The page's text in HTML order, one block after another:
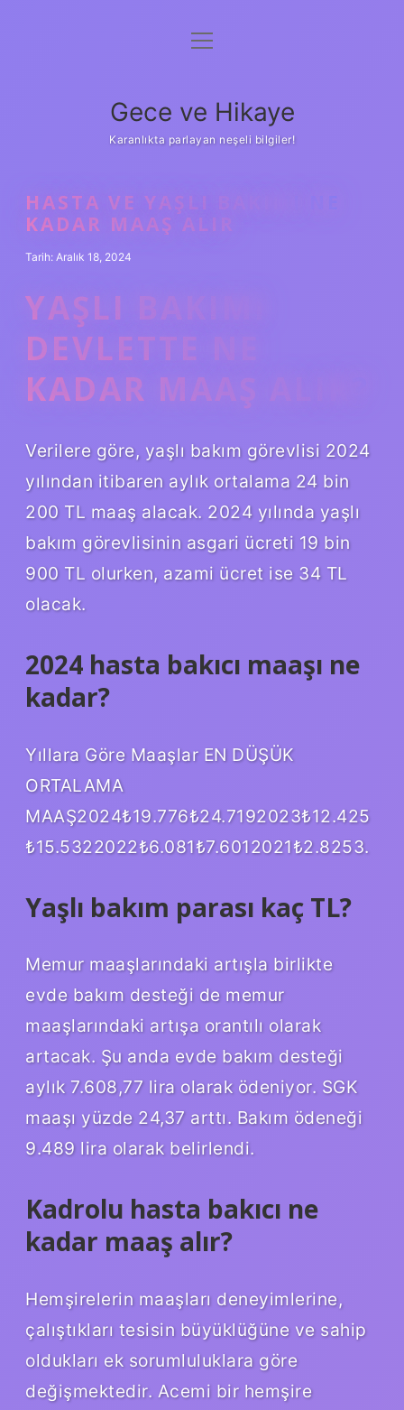
Anasayfa
Yasal Uyarı
menüyü
Gece ve Hikaye
Karanlıkta parlayan neşeli bilgiler!
HASTA VE YAŞLI BAKIMI NE
KADAR MAAŞ ALIR
Tarih: Aralık 18, 2024
YAŞLI BAKIMI
DEVLETTE NE
KADAR MAAŞ ALIR?
Verilere göre, yaşlı bakım görevlisi 2024
yılından itibaren aylık ortalama 24 bin
200 TL maaş alacak. 2024 yılında yaşlı
bakım görevlisinin asgari ücreti 19 bin
900 TL olurken, azami ücret ise 34 TL
olacak.
2024 hasta bakıcı maaşı ne
kadar?
Yıllara Göre Maaşlar EN DÜŞÜK
ORTALAMA
MAAŞ2024₺19.776₺24.7192023₺12.425
₺15.5322022₺6.081₺7.6012021₺2.8253.
Yaşlı bakım parası kaç TL?
Memur maaşlarındaki artışla birlikte
evde bakım desteği de memur
maaşlarındaki artışa orantılı olarak
artacak. Şu anda evde bakım desteği
aylık 7.608,77 lira olarak ödeniyor. SGK
maaşı yüzde 24,37 arttı. Bakım ödeneği
9.489 lira olarak belirlendi.
Kadrolu hasta bakıcı ne
kadar maaş alır?
Hemşirelerin maaşları deneyimlerine,
çalıştıkları tesisin büyüklüğüne ve sahip
oldukları ek sorumluluklara göre
değişmektedir. Acemi bir hemşire